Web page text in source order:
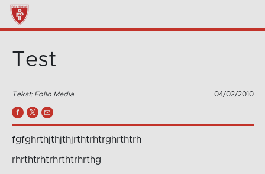
Test
Tekst: Follo Media 04/02/2010
fgfghrthjthjthjrthtrhtrghrthtrh
rhrthtrhtrhrthtrhrthg